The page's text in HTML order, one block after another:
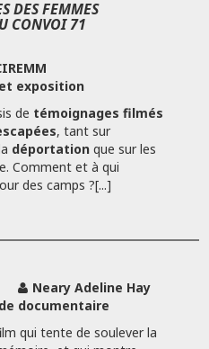
DES FEMMES
CONVOI 71
exposition
de témoignages filmés
, tant sur
déportation que sur les
Comment et à qui
des camps ?[...]
Neary Adeline Hay
documentaire
qui tente de soulever la